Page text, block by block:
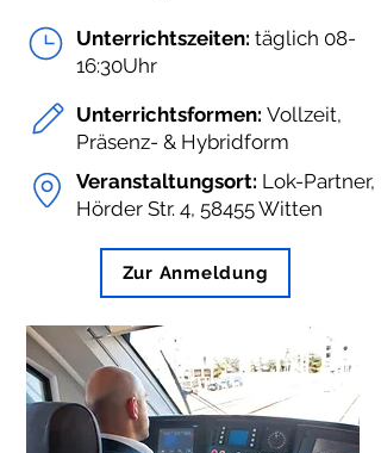
Unterrichtszeiten: täglich 08-
16:30Uhr
Unterrichtsformen: Vollzeit,
Präsenz- & Hybridform
Veranstaltungsort: Lok-Partner,
Hörder Str. 4, 58455 Witten
Zur Anmeldung